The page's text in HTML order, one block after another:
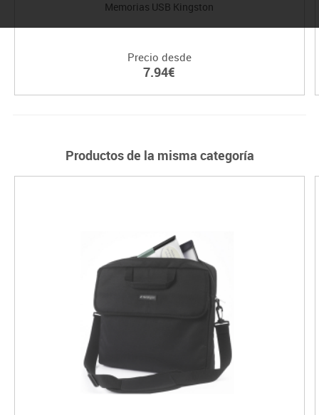
Memorias USB Kingston
Precio desde
7.94€
Productos de la misma categoría